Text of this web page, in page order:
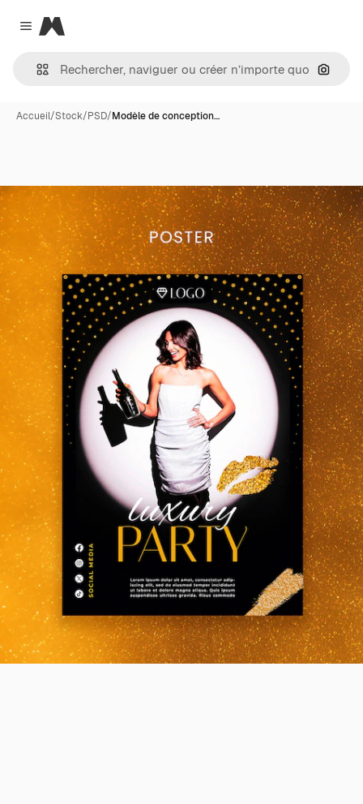
Close menu
Magnific
Accueil/Stock/PSD/Modèle de conception…